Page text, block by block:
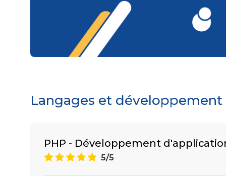
Langages et
PHP - Développement
A 5/5